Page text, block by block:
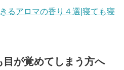
るアロマの香り４選|寝ても寝
目が覚めてしまう方へ